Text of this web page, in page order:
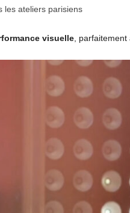
les ateliers parisiens
visuelle, parfaitement